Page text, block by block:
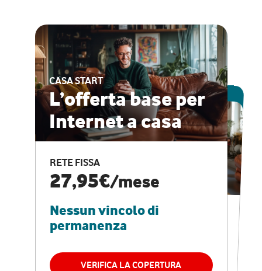
CASA START
L’offerta base per
Internet a casa
RETE FISSA
27,95€/mese
Nessun vincolo di
permanenza
VERIFICA LA COPERTURA
ESCLUSIVA ONLINE
CASA PRO
Internet veloce e
vantaggi speciali
RETE FISSA + VODAFONE CLUB
29,95€
permanenza